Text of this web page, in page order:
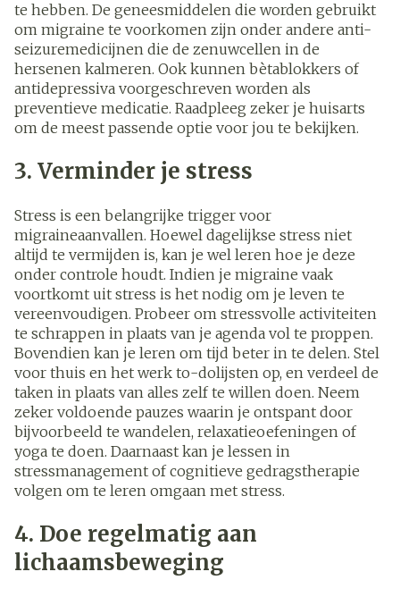
te hebben. De geneesmiddelen die worden gebruikt
om migraine te voorkomen zijn onder andere anti-
seizuremedicijnen die de zenuwcellen in de
hersenen kalmeren. Ook kunnen bètablokkers of
antidepressiva voorgeschreven worden als
preventieve medicatie. Raadpleeg zeker je huisarts
om de meest passende optie voor jou te bekijken.
3. Verminder je stress
Stress is een belangrijke trigger voor
migraineaanvallen. Hoewel dagelijkse stress niet
altijd te vermijden is, kan je wel leren hoe je deze
onder controle houdt. Indien je migraine vaak
voortkomt uit stress is het nodig om je leven te
vereenvoudigen. Probeer om stressvolle activiteiten
te schrappen in plaats van je agenda vol te proppen.
Bovendien kan je leren om tijd beter in te delen. Stel
voor thuis en het werk to-dolijsten op, en verdeel de
taken in plaats van alles zelf te willen doen. Neem
zeker voldoende pauzes waarin je ontspant door
bijvoorbeeld te wandelen, relaxatieoefeningen of
yoga te doen. Daarnaast kan je lessen in
stressmanagement of cognitieve gedragstherapie
volgen om te leren omgaan met stress.
4. Doe regelmatig aan
lichaamsbeweging